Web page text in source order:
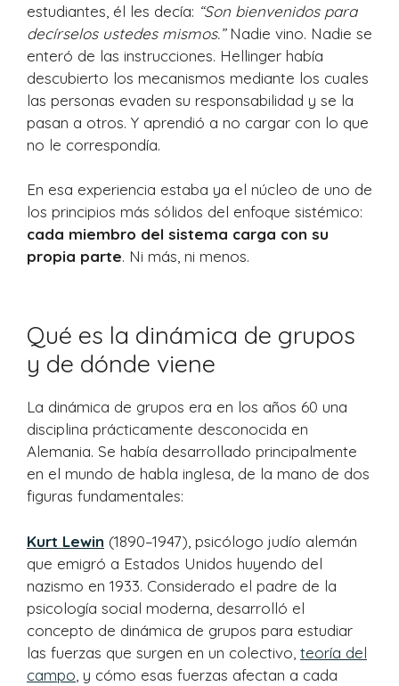
estudiantes, él les decía: “Son bienvenidos para
decírselos ustedes mismos.”Nadie vino. Nadie se
enteró de las instrucciones. Hellinger había
descubierto los mecanismos mediante los cuales
las personas evaden su responsabilidad y se la
pasan a otros. Y aprendió a no cargar con lo que
no le correspondía.
En esa experiencia estaba ya el núcleo de uno de
los principios más sólidos del enfoque sistémico:
cada miembro del sistema carga con su
propia parte. Ni más, ni menos.
Qué es la dinámica de grupos
y de dónde viene
La dinámica de grupos era en los años 60 una
disciplina prácticamente desconocida en
Alemania. Se había desarrollado principalmente
en el mundo de habla inglesa, de la mano de dos
figuras fundamentales:
Kurt Lewin (1890–1947), psicólogo judío alemán
que emigró a Estados Unidos huyendo del
nazismo en 1933. Considerado el padre de la
psicología social moderna, desarrolló el
concepto de dinámica de grupos para estudiar
las fuerzas que surgen en un colectivo, teoría del
campo , y cómo esas fuerzas afectan a cada